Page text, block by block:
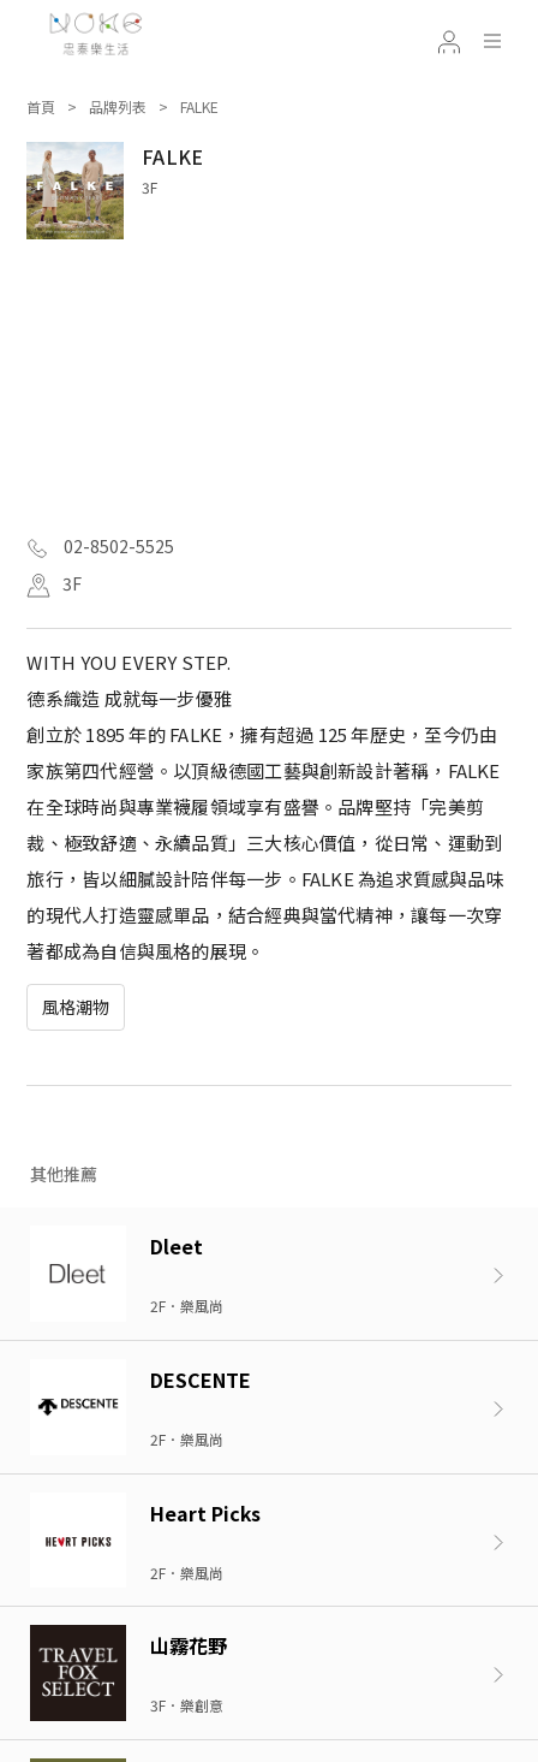
首頁 品牌列表 FALKE
FALKE
3F
02-8502-5525
3F
WITH YOU EVERY STEP.
德系織造 成就每一步優雅
創立於 1895 年的 FALKE，擁有超過 125 年歷史，至今仍由
家族第四代經營。以頂級德國工藝與創新設計著稱，FALKE
在全球時尚與專業襪履領域享有盛譽。品牌堅持「完美剪
裁、極致舒適、永續品質」三大核心價值，從日常、運動到
旅行，皆以細膩設計陪伴每一步。FALKE 為追求質感與品味
的現代人打造靈感單品，結合經典與當代精神，讓每一次穿
著都成為自信與風格的展現。
風格潮物
其他推薦
Dleet
2F．樂風尚
DESCENTE
2F．樂風尚
Heart Picks
2F．樂風尚
山霧花野
3F．樂創意